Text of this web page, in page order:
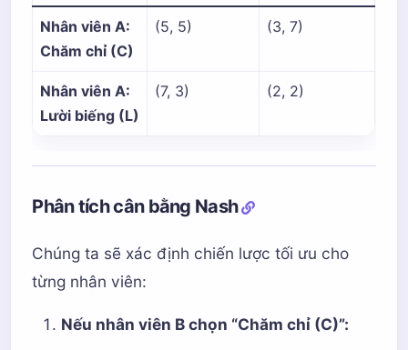
Nhân viên A:
Chăm chỉ (C)
(5, 5) (3, 7)
Nhân viên A:
Lười biếng (L)
(7, 3) (2, 2)
Phân tích cân bằng Nash
Chúng ta sẽ xác định chiến lược tối ưu cho
từng nhân viên:
Nếu nhân viên B chọn “Chăm chỉ (C)”: